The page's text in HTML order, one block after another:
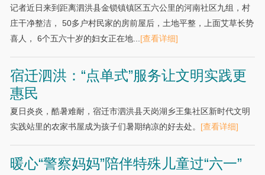
记者近日来到距离泗洪县金锁镇镇区五六公里的河南社区九组，村
庄干净整洁， 50多户村民家的房前屋后，土地平整，上面艾草长势
喜人， 6个五六十岁的妇女正在地... [查看详细]
宿迁泗洪：“点单式”服务让文明实践更
惠民
夏日炎炎，酷暑难耐，宿迁市泗洪县天岗湖乡王集社区新时代文明
实践站里的农家书屋成为孩子们暑期纳凉的好去处。 [查看详细]
暖心“警察妈妈”陪伴特殊儿童过“六一”